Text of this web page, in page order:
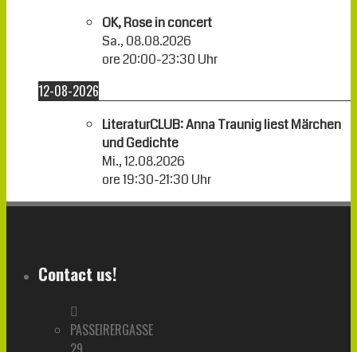
OK, Rose in concert
Sa., 08.08.2026
ore20:00-23:30 Uhr
12-08-2026
LiteraturCLUB: Anna Traunig liest Märchen
und Gedichte
Mi., 12.08.2026
ore19:30-21:30 Uhr
Contact us!
PASSEIRERGASSE